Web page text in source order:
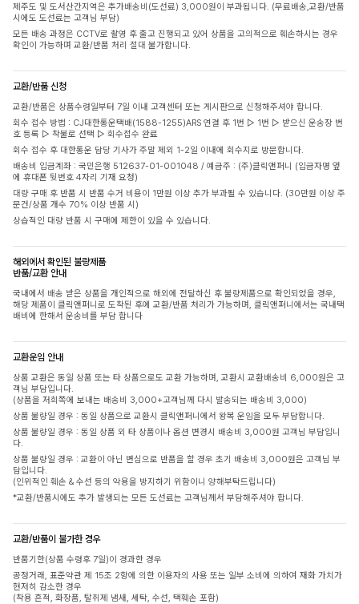
제주도 및 도서산간지역은 추가배송비(도선료) 3,000원이 부과됩니다. (무료배송,교환/반품
시에도 도선료는 고객님 부담)
모든 배송 과정은 CCTV로 촬영 후 출고 진행되고 있어 상품을 고의적으로 훼손하시는 경우
확인이 가능하며 교환/반품 처리 절대 불가합니다.
교환/반품 신청
교환/반품은 상품수령일부터 7일 이내 고객센터 또는 게시판으로 신청해주셔야 합니다.
회수 접수 방법 : CJ대한통운택배(1588-1255)ARS 연결 후 1번 ▷ 1번 ▷ 받으신 운송장 번
호 등록 ▷ 착불로 선택 ▷ 회수접수 완료
회수 접수 후 대한통운 담당 기사가 주말 제외 1-2일 이내에 회수지로 방문합니다.
배송비 입금계좌 : 국민은행 512637-01-001048 / 예금주 : (주)클릭앤퍼니 (입금자명 옆
에 휴대폰 뒷번호 4자리 기재 요청)
대량 구매 후 반품 시 반품 수거 비용이 1만원 이상 추가 부과될 수 있습니다. (30만원 이상 주
문건/상품 개수 70% 이상 반품 시)
상습적인 대량 반품 시 구매에 제한이 있을 수 있습니다.
해외에서 확인된 불량제품
반품/교환 안내
국내에서 배송 받은 상품을 개인적으로 해외에 전달하신 후 불량제품으로 확인되었을 경우,
해당 제품이 클릭앤퍼니로 도착된 후에 교환/반품 처리가 가능하며, 클릭앤퍼니에서는 국내택
배비에 한해서 운송비를 부담 합니다
교환운임 안내
상품 교환은 동일 상품 또는 타 상품으로도 교환 가능하며, 교환시 교환배송비 6,000원은 고
객님 부담입니다.
(상품을 저희쪽에 보내는 배송비 3,000+고객님께 다시 발송되는 배송비 3,000)
상품 불량일 경우 : 동일 상품으로 교환시 클릭앤퍼니에서 왕복 운임을 모두 부담합니다.
상품 불량일 경우 : 동일 상품 외 타 상품이나 옵션 변경시 배송비 3,000원 고객님 부담입니
다.
상품 불량일 경우 : 교환이 아닌 변심으로 반품을 할 경우 초기 배송비 3,000원은 고객님 부
담입니다.
(인위적인 훼손 & 수선 등의 악용을 방지하기 위함이니 양해부탁드립니다)
*교환/반품시에도 추가 발생되는 모든 도선료는 고객님께서 부담해주셔야 합니다.
교환/반품이 불가한 경우
반품기한(상품 수령후 7일)이 경과한 경우
공정거래, 표준약관 제 15조 2항에 의한 이용자의 사용 또는 일부 소비에 의하여 재화 가치가
현저히 감소한 경우
(착용 흔적, 화장품, 탈취제 냄새, 세탁, 수선, 택훼손 포함)